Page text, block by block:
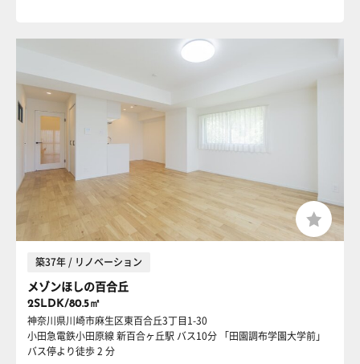
築37年 / リノベーション
メゾンほしの百合丘
2SLDK/80.5㎡
神奈川県川崎市麻生区東百合丘3丁目1-30
小田急電鉄小田原線 新百合ヶ丘駅 バス10分 「田園調布学園大学前」
バス停より徒歩 2 分